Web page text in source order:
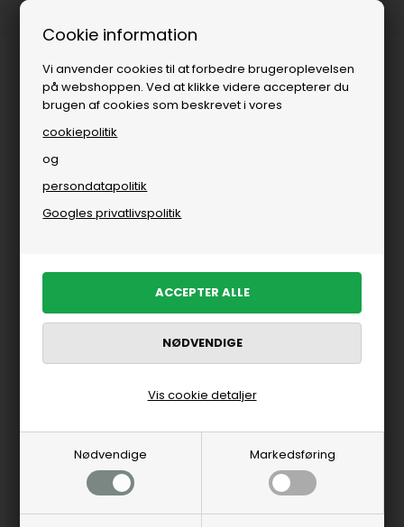
Cookie information
Vi anvender cookies til at forbedre brugeroplevelsen
på webshoppen. Ved at klikke videre accepterer du
brugen af cookies som beskrevet i vores
cookiepolitik
og
persondatapolitik
Googles privatlivspolitik
Nødvendige Markedsføring
Vis cookie detaljer